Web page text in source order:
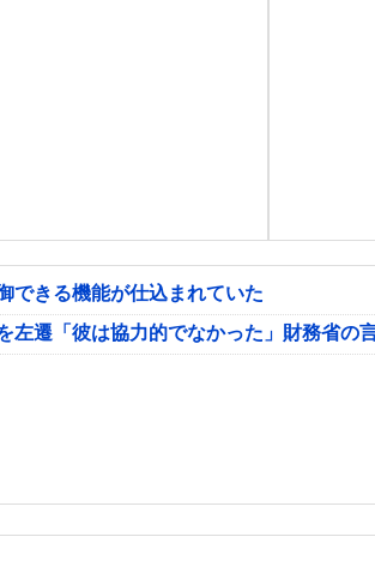
できる機能が仕込まれていた
遷「彼は協力的でなかった」財務省の